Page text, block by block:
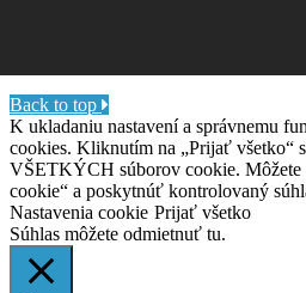
Back to top
K ukladaniu nastavení a správnemu
cookies. Kliknutím na „Prijať všetko“
VŠETKÝCH súborov cookie. Môžete
cookie“ a poskytnúť kontrolovaný
Nastavenia cookie Prijať všetko
Súhlas môžete odmietnuť tu.